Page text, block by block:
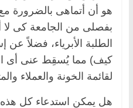
هو أن أتماهى بالضرورة
بفصلى من الجامعة كى
الطلبة الأبرياء، فضلاً
كيف) مما يُسقِط عنى أى
لقائمة الخونة والعملاء
هل يمكن استدعاء كل هذه